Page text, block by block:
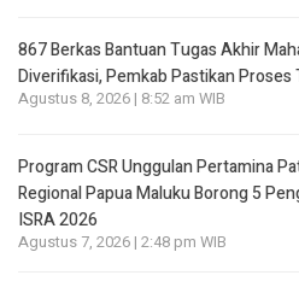
867 Berkas Bantuan Tugas Akhir
Diverifikasi, Pemkab Pastikan Proses
Agustus 8, 2026 | 8:52 am WIB
Program CSR Unggulan Pertamina
Regional Papua Maluku Borong 5
ISRA 2026
Agustus 7, 2026 | 2:48 pm WIB